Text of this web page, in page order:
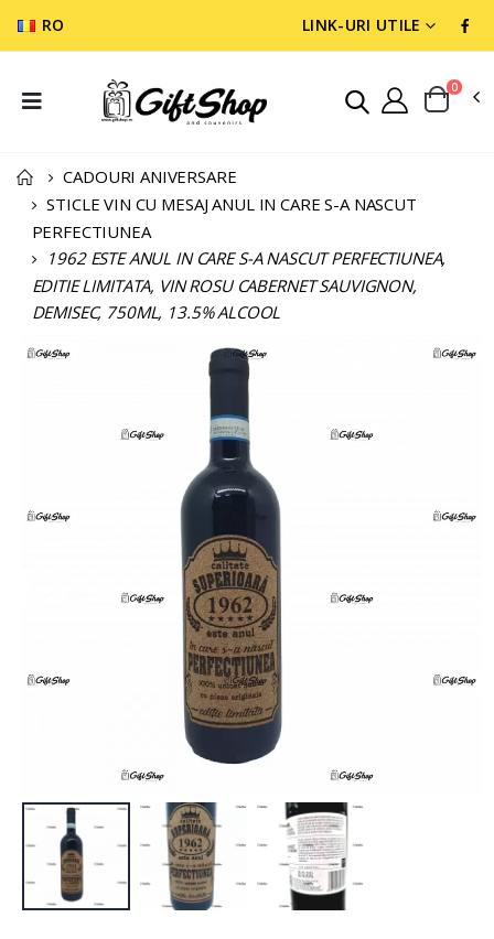
RO LINK-URI UTILE
0
CADOURI ANIVERSARE
STICLE VIN CU MESAJ ANUL IN CARE S-A NASCUT
PERFECTIUNEA
1962 ESTE ANUL IN CARE S-A NASCUT PERFECTIUNEA,
EDITIE LIMITATA, VIN ROSU CABERNET SAUVIGNON,
DEMISEC, 750ML, 13.5% ALCOOL